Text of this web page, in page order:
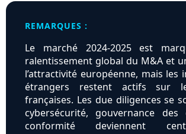
REMARQUES :
Le marché 2024-2025 est
ralentissement global du M&A et
l’attractivité européenne, mais les
étrangers restent actifs sur
françaises. Les due diligences se
cybersécurité, gouvernance des
conformité deviennent